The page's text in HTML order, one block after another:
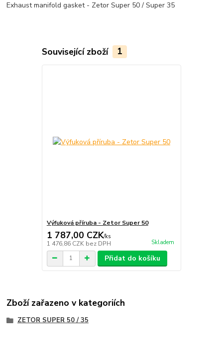
Exhaust manifold gasket - Zetor Super 50 / Super 35
Související zboží 1
Výfuková příruba - Zetor Super 50
1 787,00 CZK/ks
1 476,86 CZK bez DPH Skladem
Přidat do košíku
Zboží zařazeno v kategoriích
ZETOR SUPER 50 / 35